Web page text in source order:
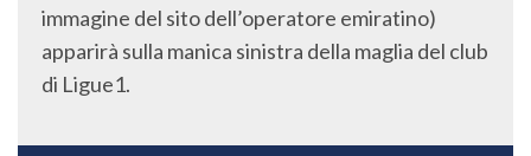
immagine del sito dell’operatore emiratino)
apparirà sulla manica sinistra della maglia del club
di Ligue1.